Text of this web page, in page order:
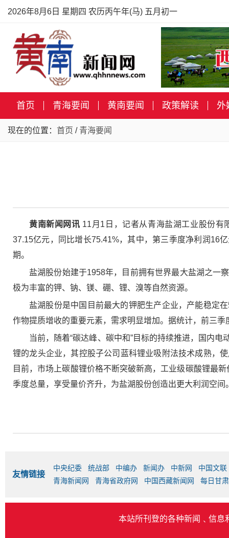
2026年8月6日 星期四 农历丙午年(马) 五月初一
首页 青海要闻 黄南要闻 政策解读 外
现在的位置： 首页 / 青海要闻
黄南新闻网讯 11月1日，记者从青海盐湖工业股份有
37.15亿元，同比增长75.41%，其中，第三季度净利润16
期。
盐湖股份始建于1958年，目前拥有世界最大盐湖之一
极为丰富的钾、钠、镁、硼、锂、溴等自然资源。
盐湖股份是中国目前最大的钾肥生产企业，产能稳定
作物提质增收的重要元素，需求明显增加。据统计，前三
当前，随着“碳达峰、碳中和”目标的持续推进，国内
锂的龙头企业，其控股子公司蓝科锂业吸附法技术成熟，
目前，市场上碳酸锂价格不断突破新高，工业级碳酸锂最
季度总量，享受量价齐升，为盐湖股份创造出更大利润空间
友情链接
中央纪委 统战部 中编办 新闻办 中新网
中国文联
青海新闻网
青海省政府网 中国西藏新闻网 每日甘
本站所刊登的各种新闻﹑信息